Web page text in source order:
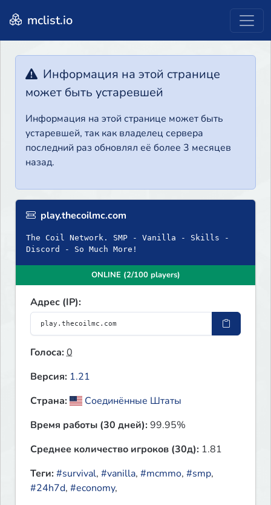
mclist.io
Информация на этой странице
может быть устаревшей
Информация на этой странице может быть
устаревшей, так как владелец сервера
последний раз обновлял её более 3 месяцев
назад.
play.thecoilmc.com
The Coil Network. SMP - Vanilla - Skills -
Discord - So Much More!
ONLINE (2/100 players)
Адрес (IP):
Голоса:0
Версия: 1.21
Страна:
Соединённые Штаты
Время работы (30 дней):99.95%
Среднее количество игроков (30д): 1.81
Теги:#survival, #vanilla, #mcmmo, #smp,
#24h7d, #economy,